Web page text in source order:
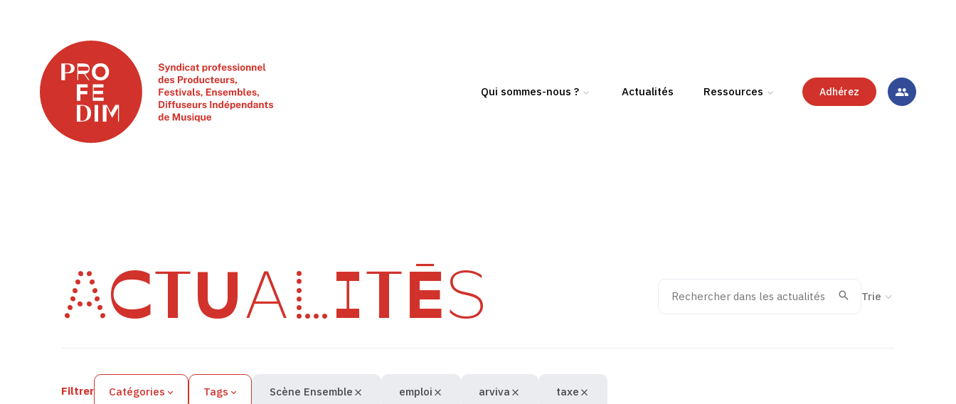
Qui sommes-nous ? Actualités Ressources Adhérez
ACTUALITÉS
Filtres des actualités
Recherche
ValiderTrier la recherche
Filtrer Catégories Tags Scène Ensemble emploi arviva taxe